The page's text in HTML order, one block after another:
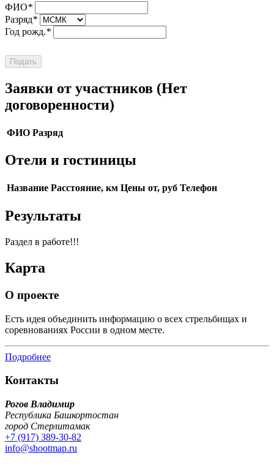
ФИО*
Разряд*
Год рожд.*
Подать
Заявки от участников (Нет
договоренности)
ФИО Разряд
Отели и гостиницы
Название Расстояние, км Цены от, руб Телефон
Результаты
Раздел в работе!!!
Карта
О проекте
Есть идея объединить информацию о всех стрельбищах и
соревнованиях России в одном месте.
Подробнее
Контакты
Рогов Владимир
Республика Башкортостан
город Стерлитамак
+7 (917) 389-30-82
info@shootmap.ru